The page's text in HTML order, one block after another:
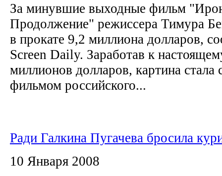
За минувшие выходные фильм
Продолжение" режиссера Тимура
в прокате 9,2 миллиона долларов,
Screen Daily. Заработав к
миллионов долларов, картина
фильмом российского...
Ради Галкина Пугачева бросила
10 Января 2008